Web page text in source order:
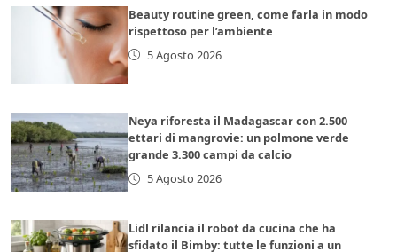
Beauty routine green, come farla in modo
rispettoso per l’ambiente
5 Agosto 2026
Neya riforesta il Madagascar con 2.500
ettari di mangrovie: un polmone verde
grande 3.300 campi da calcio
5 Agosto 2026
Lidl rilancia il robot da cucina che ha
sfidato il Bimby: tutte le funzioni a un